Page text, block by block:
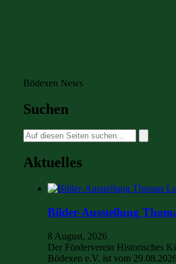
Bödexen News
Suchen
Suche
nach:
Aktuelles
Bilder-Ausstellung
8 August, 2026
Der Förderverein Historisches
Bödexen e.V. ist vom